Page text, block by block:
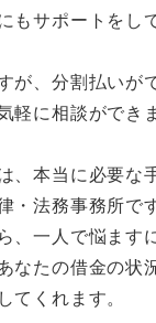
もサポートをし
が、分割払いが
軽に相談ができ
、本当に必要な
・法務事務所で
、一人で悩ます
なたの借金の状
てくれます。